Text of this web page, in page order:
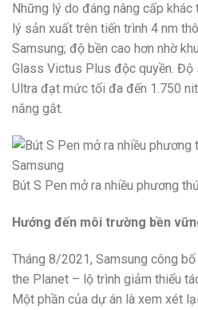
Những lý do đáng nâng cấp
lý sản xuất trên tiến trình 4 nm
Samsung; độ bền cao hơn nhờ
Glass Victus Plus độc quyền. Độ
Ultra đạt mức tối đa đến 1.750
nắng gắt.
Bút S Pen mở ra nhiều phương
Hướng đến môi trường bền
Tháng 8/2021, Samsung công
the Planet – lộ trình giảm thiểu
Một phần của dự án là xem xét